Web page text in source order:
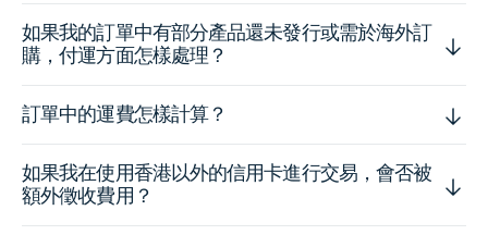
如果我的訂單中有部分產品還未發行或需於海外訂
購，付運方面怎樣處理？
訂單中的運費怎樣計算？
如果我在使用香港以外的信用卡進行交易，會否被
額外徵收費用？